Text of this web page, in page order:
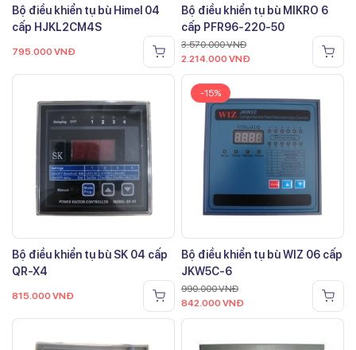
Bộ điều khiển tụ bù Himel 04
cấp HJKL2CM4S
795.000 VNĐ
Bộ điều khiển tụ bù MIKRO 6
cấp PFR96-220-50
3.570.000VNĐ
2.214.000 VNĐ
Bộ điều khiển tụ bù SK 04 cấp
QR-X4
815.000 VNĐ
-15%
Bộ điều khiển tụ bù WIZ 06 cấp
JKW5C-6
990.000VNĐ
842.000 VNĐ